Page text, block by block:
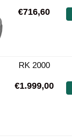
€716,60
RK 2000
€1.999,00